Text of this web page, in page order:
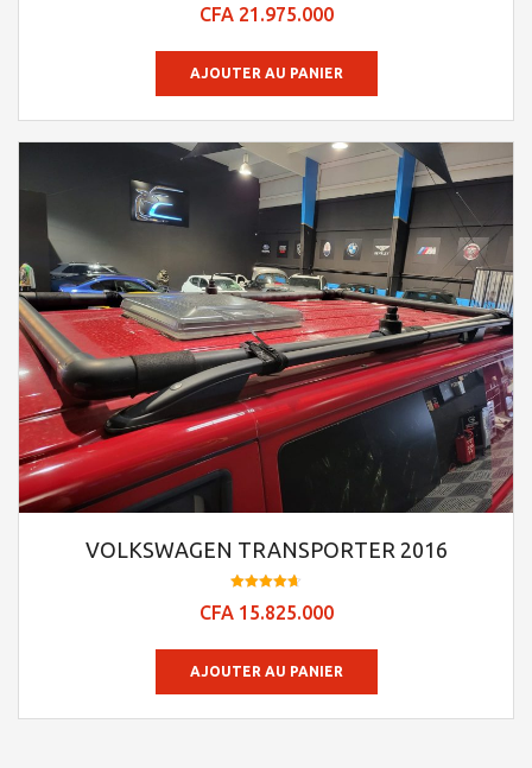
4.84
CFA21.975.000
AJOUTER AU PANIER
VOLKSWAGEN TRANSPORTER 2016
4.7
CFA15.825.000
AJOUTER AU PANIER